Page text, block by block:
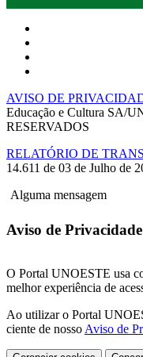
AVISO DE
Educação e Cultura SA/
RESERVADOS
RELATÓRIO DE
14.611 de 03 de Julho de
Alguma mensagem
Aviso de
O Portal UNOESTE usa
melhor experiência de
Ao utilizar o Portal
ciente de nosso Aviso de